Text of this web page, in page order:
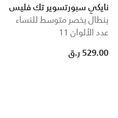
نايكي سبورتسوير تك فليس
بنطال بخصر متوسط للنساء
عدد الألوان 11
529.00 ر.ق